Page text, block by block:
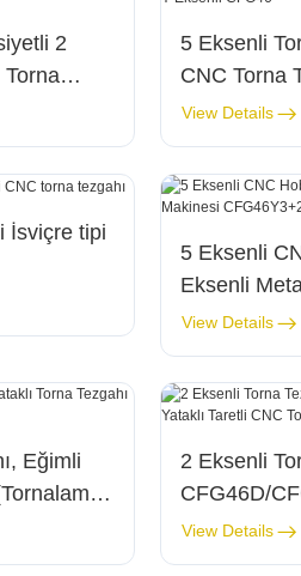
2
5 Eksenli
CNC Torna
CFG46
View Details
İsviçre tipi
5 Eksenli
Eksenli
CFG46Y3+2
View Details
Eğimli
2 Eksenli
CFG46D/
Taretli CNC
View Details